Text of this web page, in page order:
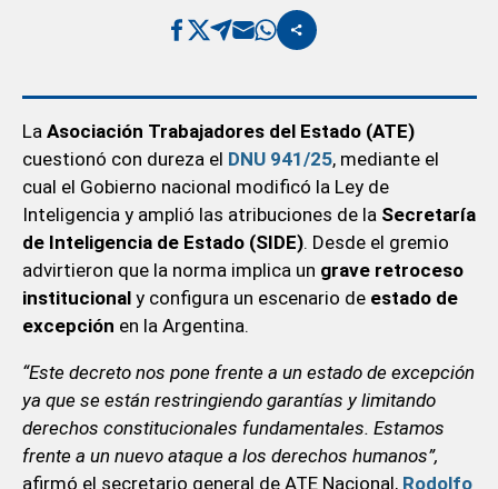
La Asociación Trabajadores del Estado (ATE)
cuestionó con dureza el DNU 941/25, mediante el
cual el Gobierno nacional modificó la Ley de
Inteligencia y amplió las atribuciones de la Secretaría
de Inteligencia de Estado (SIDE). Desde el gremio
advirtieron que la norma implica un grave retroceso
institucionaly configura un escenario de estado de
excepción en la Argentina.
“Este decreto nos pone frente a un estado de excepción
ya que se están restringiendo garantías y limitando
derechos constitucionales fundamentales. Estamos
frente a un nuevo ataque a los derechos humanos”,
afirmó el secretario general de ATE Nacional, Rodolfo